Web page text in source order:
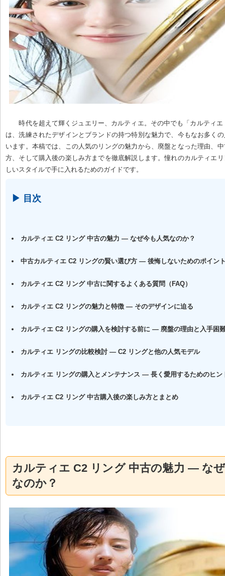
時代を超えて輝くジュエリー、カルティエ。その中でも「カルティ
は、洗練されたデザインとブランドの持つ特別な魅力で、今もなお多く
います。本稿では、この人気のリングの魅力から、廃盤となった理由、
方、そして購入後の楽しみ方までを徹底解説します。憧れのカルティエ
しいスタイルで手に入れるためのガイドです。
▶ 目次
カルティエ C2 リング 中古の魅力 — なぜ今も人気なのか？
中古カルティエ C2 リングの賢い選び方 — 後悔しないためのポイン
カルティエ C2 リング 中古に関するよくある質問（FAQ）
カルティエ C2 リングの魅力と特徴 — そのデザインに迫る
カルティエ C2 リングの購入を検討する前に — 廃盤の理由と入手困
カルティエ リングの比較検討 — C2 リングと他の人気モデル
カルティエ リングの購入とメンテナンス — 長く愛用するためのヒン
カルティエ C2 リング 中古購入後の楽しみ方とまとめ
カルティエ C2 リング 中古の魅力 — な
なのか？